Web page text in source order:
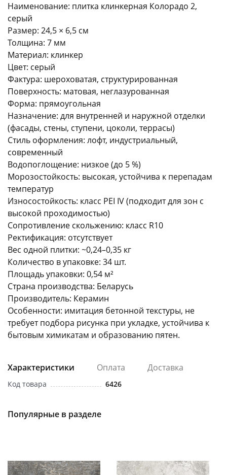
Наименование: плитка клинкерная Колорадо 2,
серый
Размер: 24,5 × 6,5 см
Толщина: 7 мм
Материал: клинкер
Цвет: серый
Фактура: шероховатая, структурированная
Поверхность: матовая, неглазурованная
Форма: прямоугольная
Назначение: для внутренней и наружной отделки
(фасады, стены, ступени, цоколи, террасы)
Стиль оформления: лофт, индустриальный,
современный
Водопоглощение: низкое (до 5 %)
Морозостойкость: высокая, устойчива к перепадам
температур
Износостойкость: класс PEI IV (подходит для зон с
высокой проходимостью)
Сопротивление скольжению: класс R10
Ректификация: отсутствует
Вес одной плитки: ~0,24–0,35 кг
Количество в упаковке: 34 шт.
Площадь упаковки: 0,54 м²
Страна производства: Беларусь
Производитель: Керамин
Особенности: имитация бетонной текстуры, не
требует подбора рисунка при укладке, устойчива к
бытовым химикатам и образованию пятен.
Характеристики Оплата Доставка
Код товара 6426
Популярные в разделе
раз в 2 недели